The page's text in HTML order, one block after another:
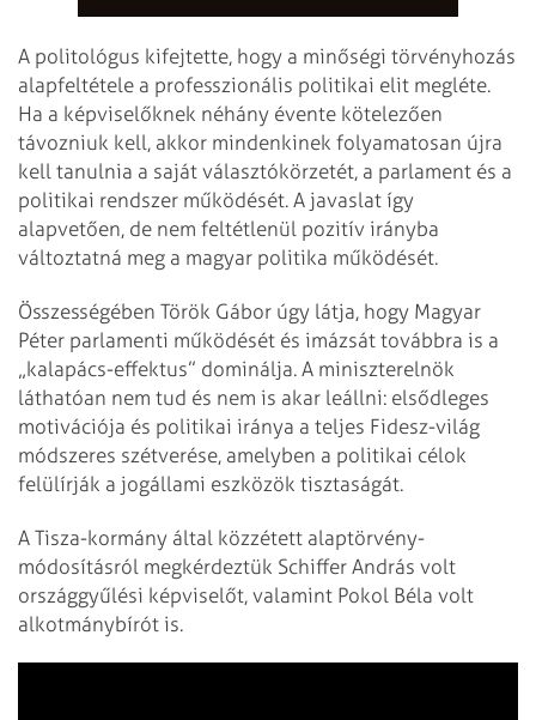
A politológus kifejtette, hogy a minőségi törvényhozás
alapfeltétele a professzionális politikai elit megléte.
Ha a képviselőknek néhány évente kötelezően
távozniuk kell, akkor mindenkinek folyamatosan újra
kell tanulnia a saját választókörzetét, a parlament és a
politikai rendszer működését. A javaslat így
alapvetően, de nem feltétlenül pozitív irányba
változtatná meg a magyar politika működését.
Összességében Török Gábor úgy látja, hogy Magyar
Péter parlamenti működését és imázsát továbbra is a
„kalapács-effektus” dominálja. A miniszterelnök
láthatóan nem tud és nem is akar leállni: elsődleges
motivációja és politikai iránya a teljes Fidesz-világ
módszeres szétverése, amelyben a politikai célok
felülírják a jogállami eszközök tisztaságát.
A Tisza-kormány által közzétett alaptörvény-
módosításról megkérdeztük Schiffer András volt
országgyűlési képviselőt, valamint Pokol Béla volt
alkotmánybírót is.